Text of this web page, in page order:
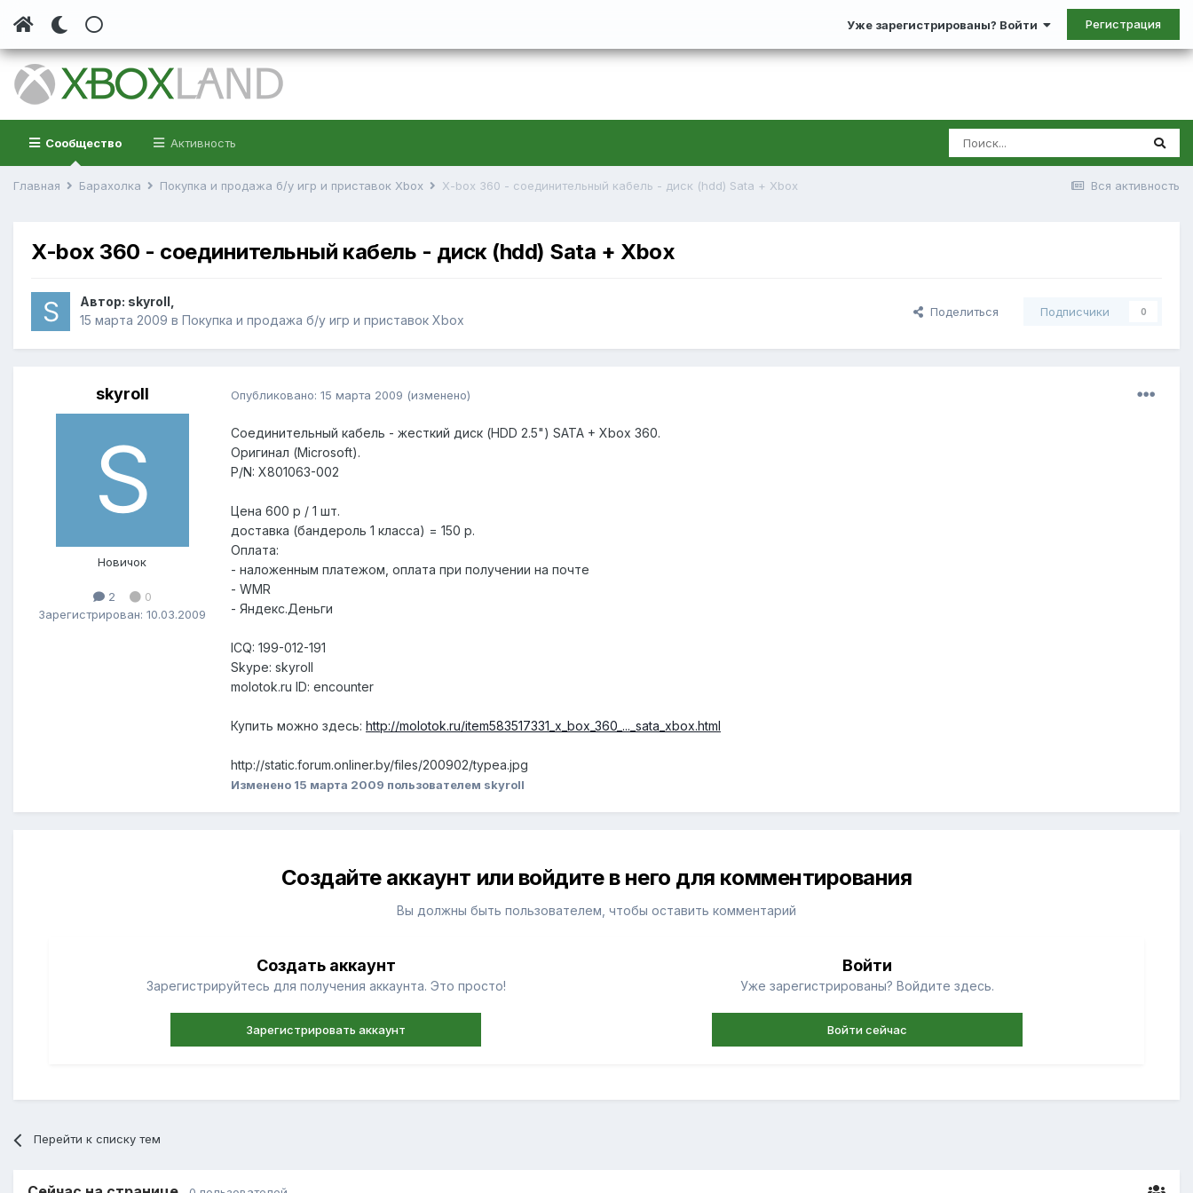
Уже зарегистрированы? Войти Регистрация
Сообщество Активность
Вся активность
Главная Барахолка Покупка и продажа б/у игр и приставок Xbox X-box 360 - соединительный кабель - диск (hdd) Sata + Xbox
X-box 360 - соединительный кабель - диск (hdd) Sata + Xbox
Автор: skyroll
15 марта 2009 в Покупка и продажа б/у игр и приставок Xbox
Поделиться Подписчики 0
skyroll
Новичок
2
0
Зарегистрирован: 10.03.2009
Опубликовано: 15 марта 2009 (изменено)
Соединительный кабель - жесткий диск (HDD 2.5") SATA + Xbox 360.
Оригинал (Microsoft).
P/N: X801063-002
Цена 600 р / 1 шт.
доставка (бандероль 1 класса) = 150 р.
Оплата:
- наложенным платежом, оплата при получении на почте
- WMR
- Яндекс.Деньги
ICQ: 199-012-191
Skype: skyroll
molotok.ru ID: encounter
Купить можно здесь: http://molotok.ru/item583517331_x_box_360_..._sata_xbox.html
http://static.forum.onliner.by/files/200902/typea.jpg
Изменено 15 марта 2009 пользователем skyroll
Создайте аккаунт или войдите в него для комментирования
Вы должны быть пользователем, чтобы оставить комментарий
Создать аккаунт
Зарегистрируйтесь для получения аккаунта. Это просто!
Зарегистрировать аккаунт
Войти
Уже зарегистрированы? Войдите здесь.
Войти сейчас
Перейти к списку тем